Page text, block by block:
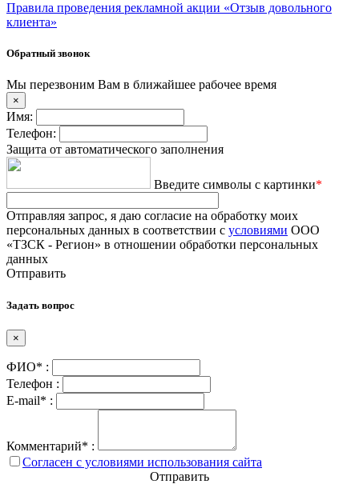
Правила проведения рекламной акции «Отзыв довольного
клиента»
Обратный звонок
Мы перезвоним Вам в ближайшее рабочее время
×
Имя:
Телефон:
Защита от автоматического заполнения
Введите символы с картинки*
Отправляя запрос, я даю согласие на обработку моих
персональных данных в соответствии с условиями ООО
«ТЗСК - Регион» в отношении обработки персональных
данных
Отправить
Задать вопрос
×
ФИО* :
Телефон :
E-mail* :
Комментарий* :
Согласен с условиями использования сайта
Отправить